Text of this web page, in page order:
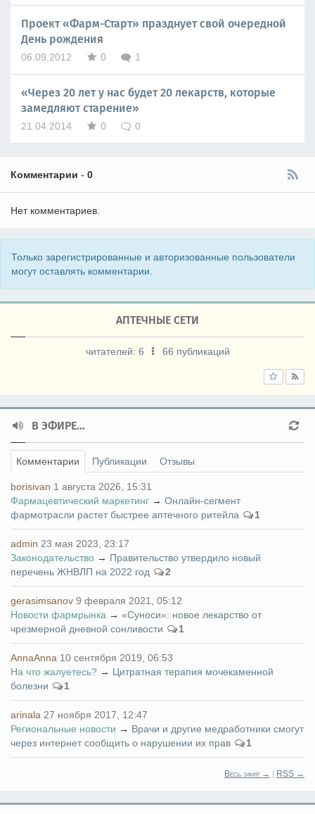
Проект «Фарм-Старт» празднует свой очередной
День рождения
06.09.2012 0 1
«Через 20 лет у нас будет 20 лекарств, которые
замедляют старение»
21.04.2014 0 0
Комментарии - 0
Нет комментариев.
Только зарегистрированные и авторизованные пользователи
могут оставлять комментарии.
АПТЕЧНЫЕ СЕТИ
читателей: 6 66 публикаций
В ЭФИРЕ...
Комментарии Публикации Отзывы
borisivan 1 августа 2026, 15:31
Фармацевтический маркетинг → Онлайн-сегмент
фармотрасли растет быстрее аптечного ритейла
1
admin 23 мая 2023, 23:17
Законодательство → Правительство утвердило новый
перечень ЖНВЛП на 2022 год
2
gerasimsanov 9 февраля 2021, 05:12
Новости фармрынка → «Суноси»: новое лекарство от
чрезмерной дневной сонливости
1
AnnaAnna 10 сентября 2019, 06:53
На что жалуетесь? → Цитратная терапия мочекаменной
болезни
1
arinala 27 ноября 2017, 12:47
Региональные новости → Врачи и другие медработники смогут
через интернет сообщить о нарушении их прав
1
Весь эфир → RSS →